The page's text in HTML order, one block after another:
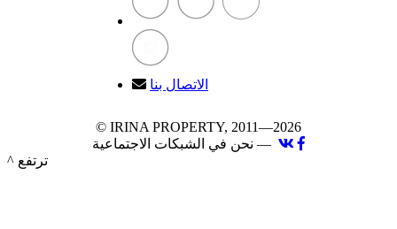
الاتصال بنا
© IRINA PROPERTY, 2011—2026
نحن في الشبكات الاجتماعية —
^ ترتفع